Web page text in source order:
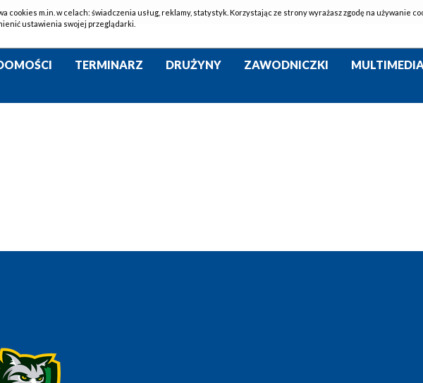
TERMINARZ DRUŻYNY ZAWODNICZKI
cookies m.in. w celach: świadczenia usług, reklamy, statystyk. Korzystając ze strony wyrażasz zgodę na używanie
ustawienia swojej przeglądarki.